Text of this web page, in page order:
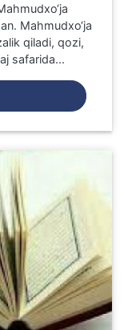
Mahmudxo‘ja
qiladi, qozi,
safarida...